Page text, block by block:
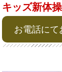
キッズ新体
お電話にて